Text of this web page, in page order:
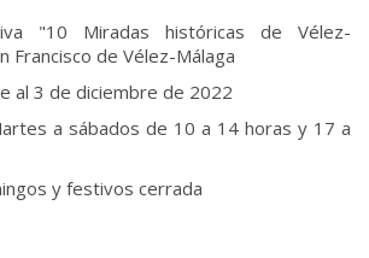
"10 Miradas históricas de Vélez-
Francisco de Vélez-Málaga
al 3 de diciembre de 2022
a sábados de 10 a 14 horas y 17 a
festivos cerrada